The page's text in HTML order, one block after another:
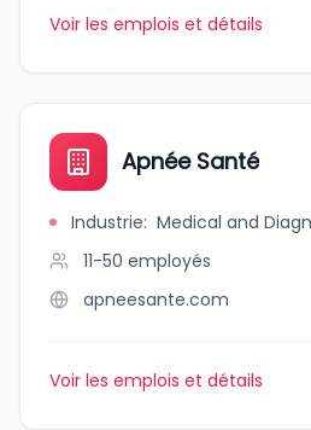
Voir les emplois et détails
Apnée Santé
Industrie: Medical and
11-50 employés
apneesante.com
Voir les emplois et détails